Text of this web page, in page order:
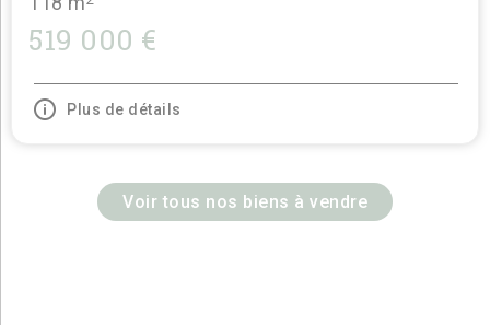
519 000 €
Plus de détails
Voir tous nos biens à vendre